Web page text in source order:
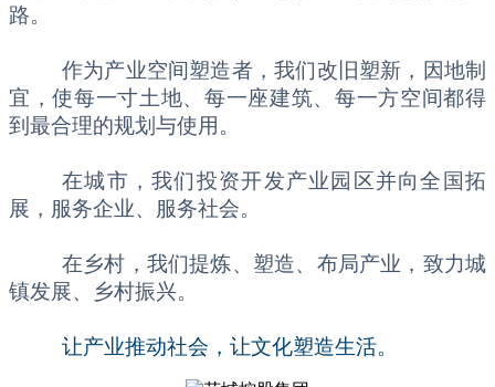
路。
作为产业空间塑造者，我们改旧塑新，因地制
宜，使每一寸土地、每一座建筑、每一方空间都得
到最合理的规划与使用。
在城市，我们投资开发产业园区并向全国拓
展，服务企业、服务社会。
在乡村，我们提炼、塑造、布局产业，致力城
镇发展、乡村振兴。
让产业推动社会，让文化塑造生活。